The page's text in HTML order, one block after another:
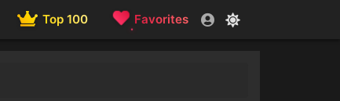
Top 100 Favorites